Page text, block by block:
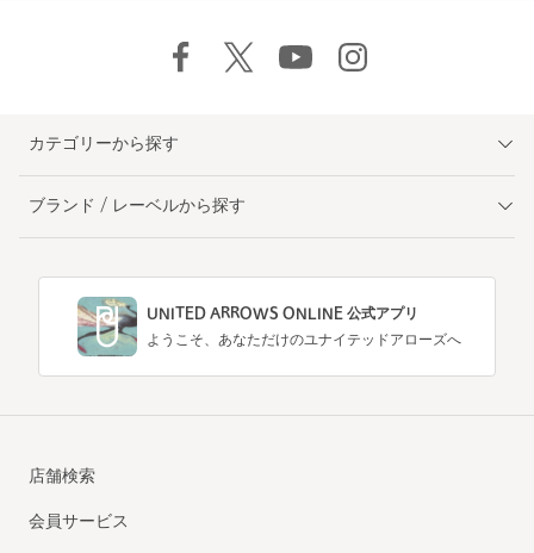
カテゴリーから探す
ブランド / レーベルから探す
UNITED ARROWS ONLINE 公式アプリ
ようこそ、あなただけのユナイテッドアローズへ
店舗検索
会員サービス